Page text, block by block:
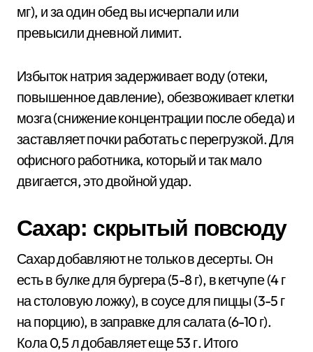
мг), и за один обед вы исчерпали или
превысили дневной лимит.
Избыток натрия задерживает воду (отеки,
повышенное давление), обезвоживает клетки
мозга (снижение концентрации после обеда) и
заставляет почки работать с перегрузкой. Для
офисного работника, который и так мало
двигается, это двойной удар.
Сахар: скрытый повсюду
Сахар добавляют не только в десерты. Он
есть в булке для бургера (5-8 г), в кетчупе (4 г
на столовую ложку), в соусе для пиццы (3-5 г
на порцию), в заправке для салата (6-10 г).
Кола 0,5 л добавляет еще 53 г. Итого